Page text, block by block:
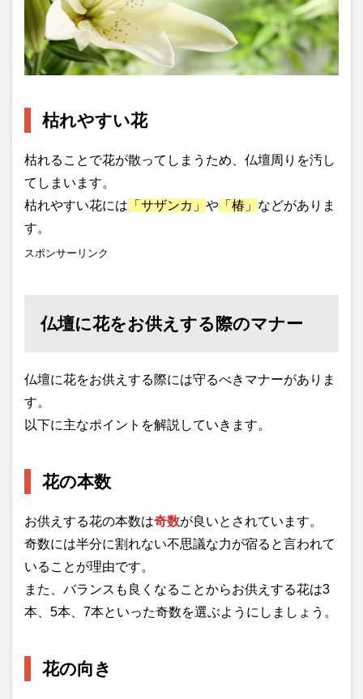
枯れやすい花
枯れることで花が散ってしまうため、仏壇周りを汚し
てしまいます。
枯れやすい花には 「サザンカ」 や 「椿」 などがありま
す。
スポンサーリンク
仏壇に花をお供えする際のマナー
仏壇に花をお供えする際には守るべきマナーがありま
す。
以下に主なポイントを解説していきます。
花の本数
お供えする花の本数は奇数が良いとされています。
奇数には半分に割れない不思議な力が宿ると言われて
いることが理由です。
また、バランスも良くなることからお供えする花は3
本、5本、7本といった奇数を選ぶようにしましょう。
花の向き